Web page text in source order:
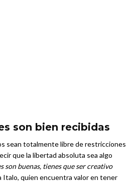
son bien recibidas
sean totalmente libre de restricciones
que la libertad absoluta sea algo
son buenas, tienes que ser creativo
Italo, quien encuentra valor en tener